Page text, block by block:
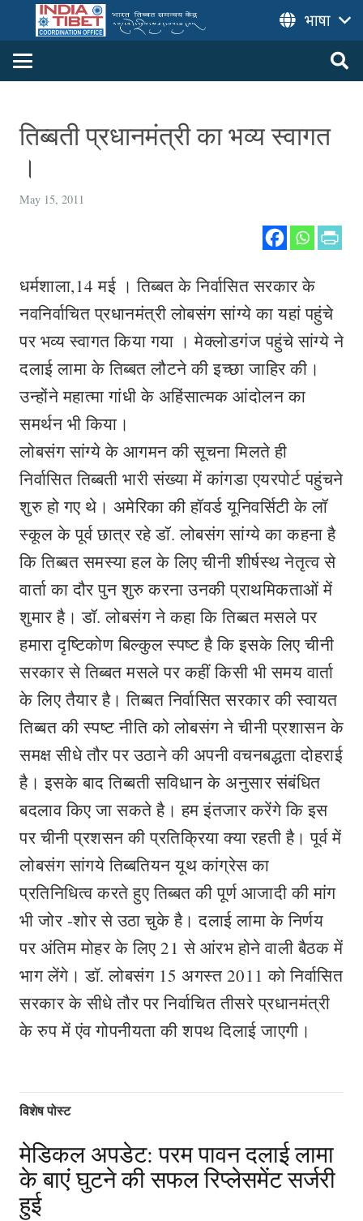
भाषा
तिब्बती प्रधानमंत्री का भव्य स्वागत
।
May 15, 2011
धर्मशाला,14 मई । तिब्बत के निर्वासित सरकार के
नवनिर्वाचित प्रधानमंत्री लोबसंग सांग्ये का यहां पहुंचे
पर भव्य स्वागत किया गया । मेक्लोडगंज पहुंचे सांग्ये ने
दलाई लामा के तिब्बत लौटने की इच्छा जाहिर की।
उन्होंने महात्मा गांधी के अहिंसात्मक आंदोलन का
समर्थन भी किया।
लोबसंग सांग्ये के आगमन की सूचना मिलते ही
निर्वासित तिब्बती भारी संख्या में कांगडा एयरपोर्ट पहुंचने
शुरु हो गए थे। अमेरिका की हॉवर्ड यूनिवर्सिटी के लॉ
स्कूल के पूर्व छात्र रहे डॉ. लोबसंग सांग्ये का कहना है
कि तिब्बत समस्या हल के लिए चीनी शीर्षस्थ नेतृत्व से
वार्ता का दौर पुन शुरु करना उनकी प्राथमिकताओं में
शुमार है। डॉ. लोबसंग ने कहा कि तिब्बत मसले पर
हमारा दृष्टिकोण बिल्कुल स्पष्ट है कि इसके लिए चीनी
सरकार से तिब्बत मसले पर कहीं किसी भी समय वार्ता
के लिए तैयार है। तिब्बत निर्वासित सरकार की स्वायत
तिब्बत की स्पष्ट नीति को लोबसंग ने चीनी प्रशासन के
समक्ष सीधे तौर पर उठाने की अपनी वचनबद्धता दोहराई
है। इसके बाद तिब्बती सविधान के अनुसार संबंधित
बदलाव किए जा सकते है। हम इंतजार करेंगे कि इस
पर चीनी प्रशसन की प्रतिक्रिया क्या रहती है। पूर्व में
लोबसंग सांगये तिब्बतियन यूथ कांग्रेस का
प्रतिनिधित्व करते हुए तिब्बत की पूर्ण आजादी की मांग
भी जोर -शोर से उठा चुके है। दलाई लामा के निर्णय
पर अंतिम मोहर के लिए 21 से आंरभ होने वाली बैठक में
भाग लेंगे। डॉ. लोबसंग 15 अगस्त 2011 को निर्वासित
सरकार के सीधे तौर पर निर्वाचित तीसरे प्रधानमंत्री
के रुप में एंव गोपनीयता की शपथ दिलाई जाएगी।
विशेष पोस्ट
मेडिकल अपडेट: परम पावन दलाई लामा
के बाएं घुटने की सफल रिप्लेसमेंट सर्जरी
हुई